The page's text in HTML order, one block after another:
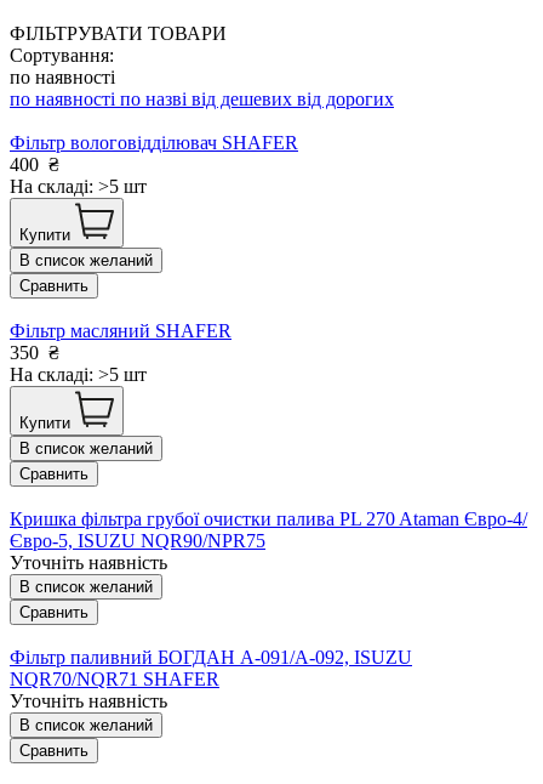
ФІЛЬТРУВАТИ ТОВАРИ
Сортування:
по наявності
по наявності по назві від дешевих від дорогих
Фільтр вологовідділювач SHAFER
400 ₴
На складі: >5 шт
Купити
В список желаний
Сравнить
Фільтр масляний SHAFER
350 ₴
На складі: >5 шт
Купити
В список желаний
Сравнить
Кришка фільтра грубої очистки палива PL 270 Ataman Євро-4/
Євро-5, ISUZU NQR90/NPR75
Уточніть наявність
В список желаний
Сравнить
Фільтр паливний БОГДАН А-091/А-092, ISUZU
NQR70/NQR71 SHAFER
Уточніть наявність
В список желаний
Сравнить